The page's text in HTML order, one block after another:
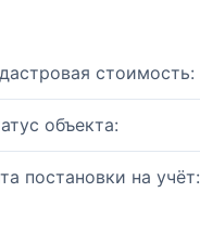
стоимость:
объекта:
постановки на учёт: